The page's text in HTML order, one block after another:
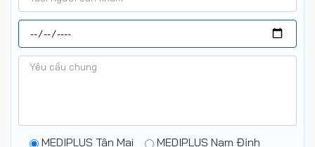
MEDIPLUS Tân Mai MEDIPLUS Nam Định